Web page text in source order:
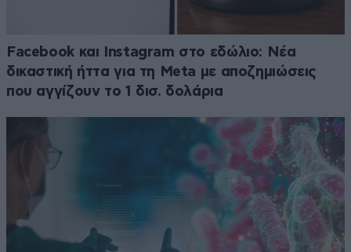
Facebook και Instagram στο εδώλιο: Νέα
δικαστική ήττα για τη Meta με αποζημιώσεις
που αγγίζουν το 1 δισ. δολάρια